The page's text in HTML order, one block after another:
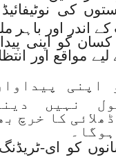
کی
کے اندر اور
کو اپنی
مواقع اور
اپنی
نہیں
کا خرچ
کو ای-